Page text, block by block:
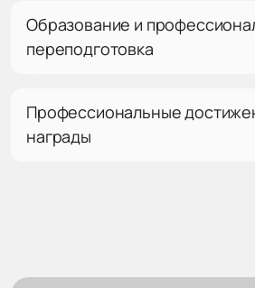
Образование и
переподготовка
Профессиональные
награды